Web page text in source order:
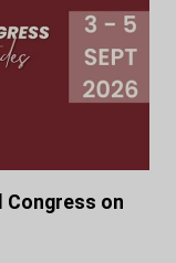
Congress on